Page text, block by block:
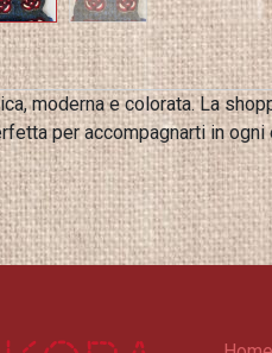
moderna e colorata. La
per accompagnarti in ogni